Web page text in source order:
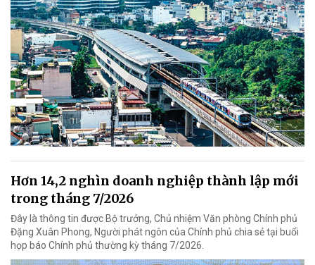
Hơn 14,2 nghìn doanh nghiệp thành lập mới
trong tháng 7/2026
Đây là thông tin được Bộ trưởng, Chủ nhiệm Văn phòng Chính phủ
Đặng Xuân Phong, Người phát ngôn của Chính phủ chia sẻ tại buổi
họp báo Chính phủ thường kỳ tháng 7/2026.